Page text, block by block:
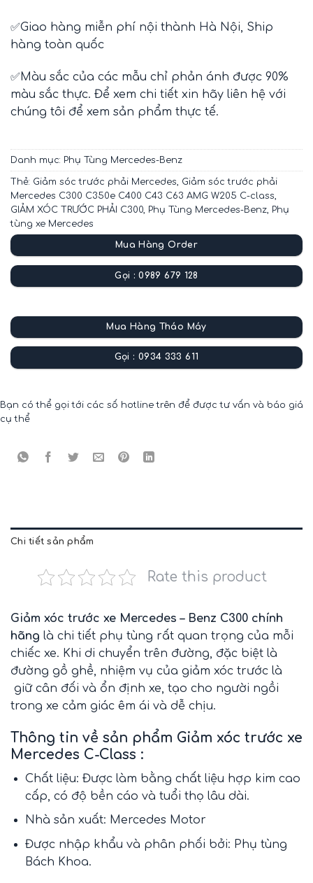
✅Giao hàng miễn phí nội thành Hà Nội, Ship
hàng toàn quốc
✅Màu sắc của các mẫu chỉ phản ánh được 90%
màu sắc thực. Để xem chi tiết xin hãy liên hệ với
chúng tôi để xem sản phẩm thực tế.
Danh mục: Phụ Tùng Mercedes-Benz
Thẻ: Giảm sóc trước phải Mercedes, Giảm sóc trước phải
Mercedes C300 C350e C400 C43 C63 AMG W205 C-class,
GIẢM XÓC TRƯỚC PHẢI C300, Phụ Tùng Mercedes-Benz, Phụ
tùng xe Mercedes
Mua Hàng Order
Gọi : 0989 679 128
Mua Hàng Tháo Máy
Gọi : 0934 333 611
Bạn có thể gọi tới các số hotline trên để được tư vấn và báo giá
cụ thể
Chi tiết sản phẩm
Rate this product
Giảm xóc trước xe Mercedes – Benz C300 chính
hãng là chi tiết phụ tùng rất quan trọng của mỗi
chiếc xe. Khi di chuyển trên đường, đặc biệt là
đường gồ ghề, nhiệm vụ của giảm xóc trước là
giữ cân đối và ổn định xe, tạo cho người ngồi
trong xe cảm giác êm ái và dễ chịu.
Thông tin về sản phẩm Giảm xóc trước xe
Mercedes C-Class :
Chất liệu: Được làm bằng chất liệu hợp kim cao
cấp, có độ bền cáo và tuổi thọ lâu dài.
Nhà sản xuất: Mercedes Motor
Được nhập khẩu và phân phối bởi: Phụ tùng
Bách Khoa.